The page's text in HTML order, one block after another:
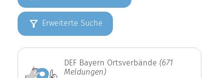
Erweiterte Suche
DEF Bayern Ortsverbände (671
Meldungen)